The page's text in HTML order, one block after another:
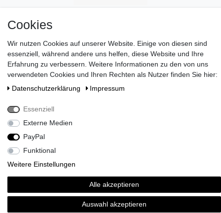
Zahlen Sie bei uns mit Paypal, Visa oder Mastercard. //
Kontaktieren Sie uns unter serviceteam@brigittevonboch.de
Cookies
Wir nutzen Cookies auf unserer Website. Einige von diesen sind
essenziell, während andere uns helfen, diese Website und Ihre
Erfahrung zu verbessern. Weitere Informationen zu den von uns
verwendeten Cookies und Ihren Rechten als Nutzer finden Sie hier:
Daten­schutz­erklärung
Impressum
Essenziell
Externe Medien
PayPal
Funktional
Weitere Einstellungen
Alle akzeptieren
Auswahl akzeptieren